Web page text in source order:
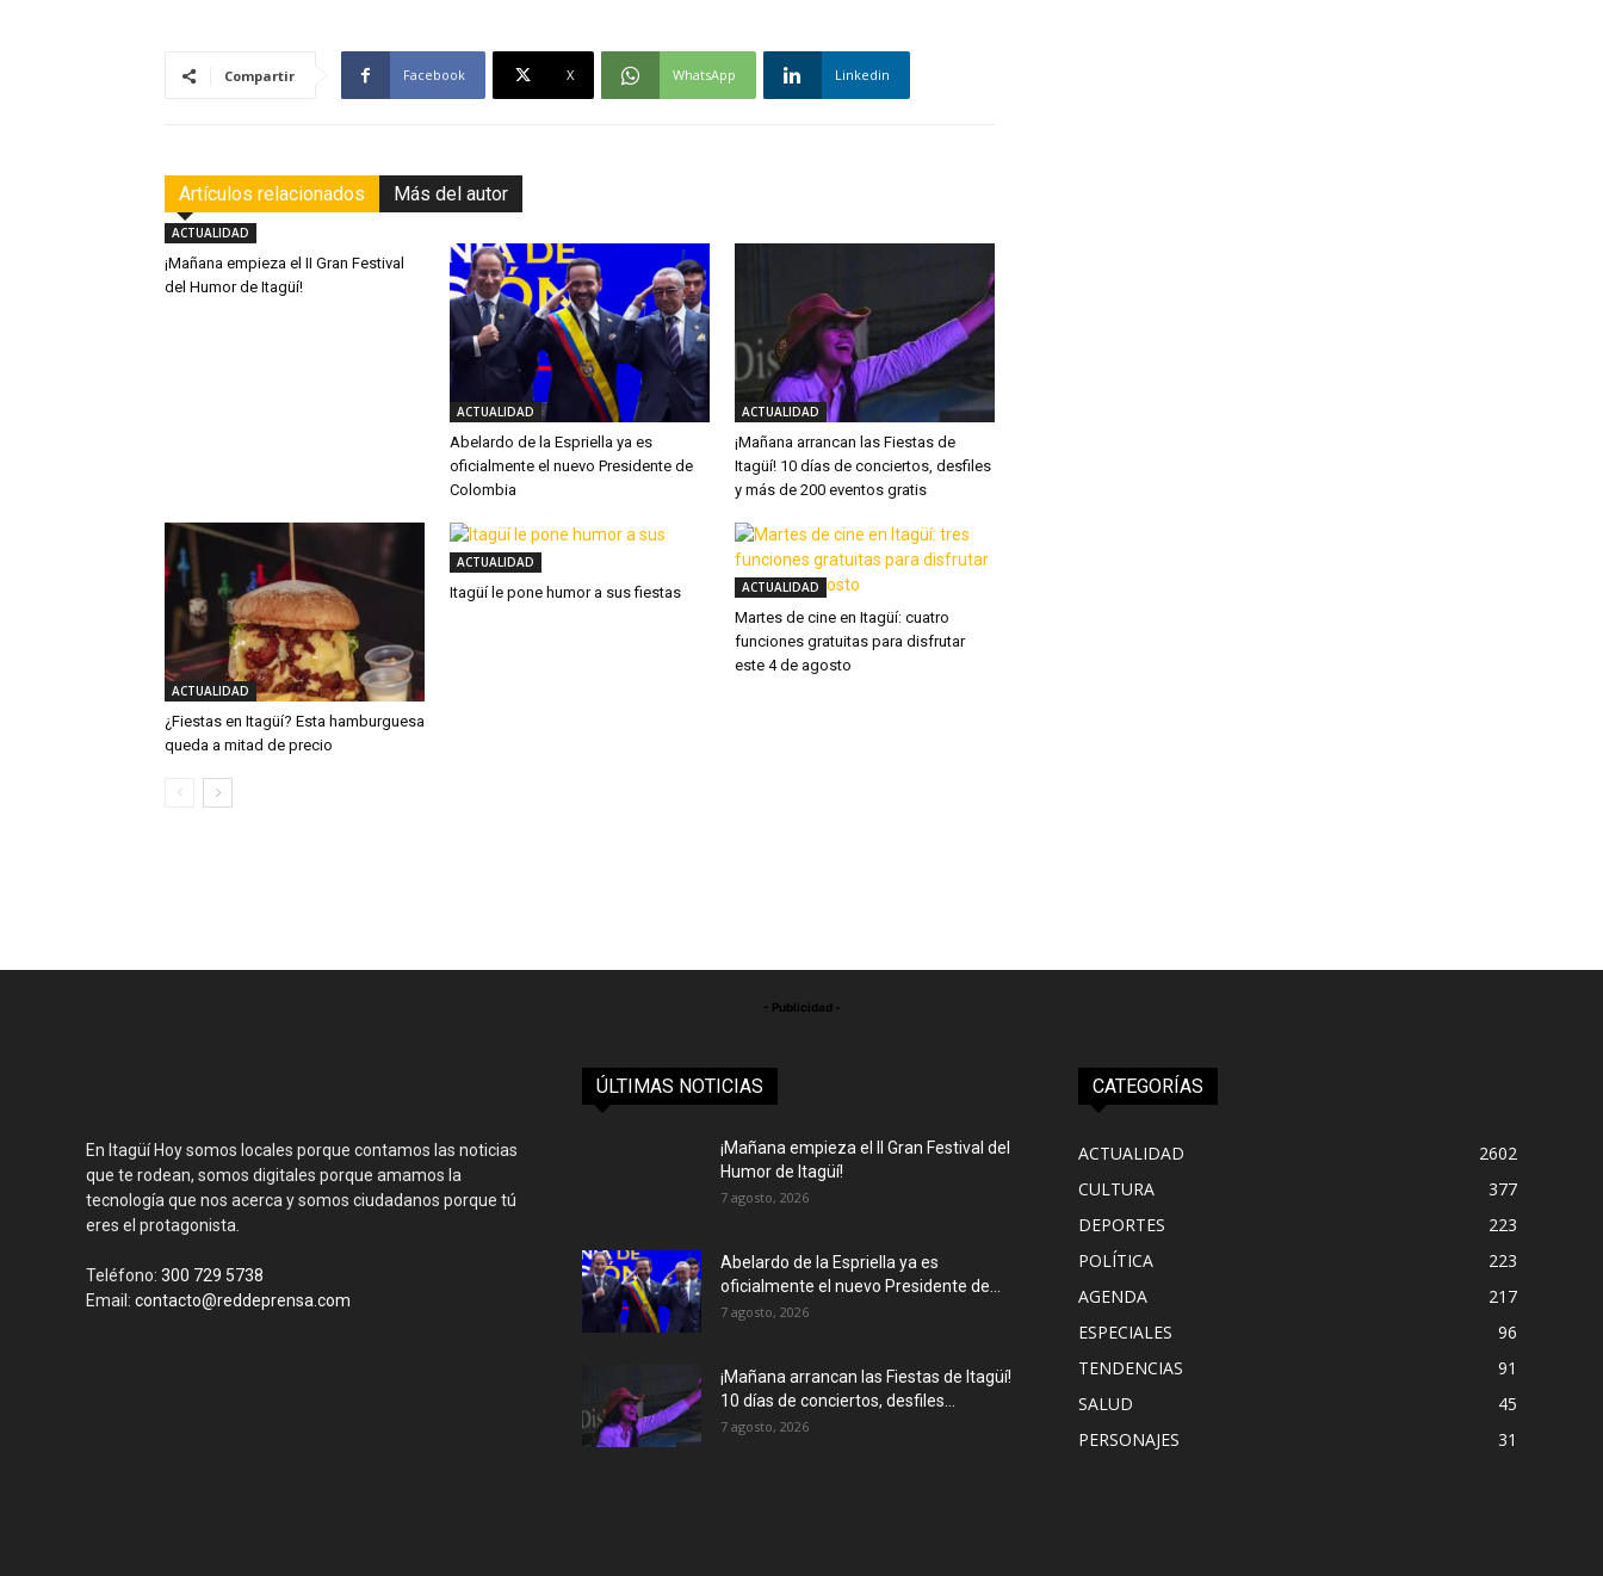
Compartir Facebook X WhatsApp Linkedin
Artículos relacionados Más del autor
ACTUALIDAD
¡Mañana empieza el II Gran Festival
del Humor de Itagüí!
ACTUALIDAD
Abelardo de la Espriella ya es
oficialmente el nuevo Presidente de
Colombia
ACTUALIDAD
¡Mañana arrancan las Fiestas de
Itagüí! 10 días de conciertos, desfiles
y más de 200 eventos gratis
ACTUALIDAD
¿Fiestas en Itagüí? Esta hamburguesa
queda a mitad de precio
ACTUALIDAD
Itagüí le pone humor a sus fiestas ACTUALIDAD
Martes de cine en Itagüí: cuatro
funciones gratuitas para disfrutar
este 4 de agosto
- Publicidad -
En Itagüí Hoy somos locales porque contamos las noticias
que te rodean, somos digitales porque amamos la
tecnología que nos acerca y somos ciudadanos porque tú
eres el protagonista.
Teléfono: 300 729 5738
Email: contacto@reddeprensa.com
ÚLTIMAS NOTICIAS
¡Mañana empieza el II Gran Festival del
Humor de Itagüí!
7 agosto, 2026
Abelardo de la Espriella ya es
oficialmente el nuevo Presidente de...
7 agosto, 2026
¡Mañana arrancan las Fiestas de Itagüí!
10 días de conciertos, desfiles...
7 agosto, 2026
CATEGORÍAS
ACTUALIDAD
2602
CULTURA
377
DEPORTES
223
POLÍTICA
223
AGENDA
217
ESPECIALES
96
TENDENCIAS
91
SALUD
45
PERSONAJES
31